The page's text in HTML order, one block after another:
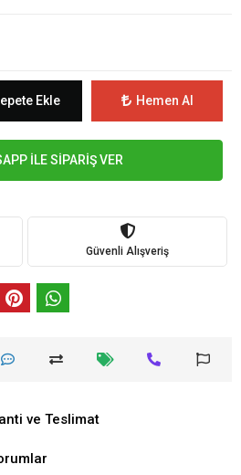
Ekle Hemen Al
İLE SİPARİŞ VER
Güvenli Alışveriş
ve Teslimat